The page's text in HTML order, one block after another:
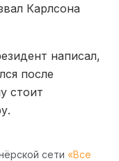
Карлсона
написал,
после
стоит
сети «Все